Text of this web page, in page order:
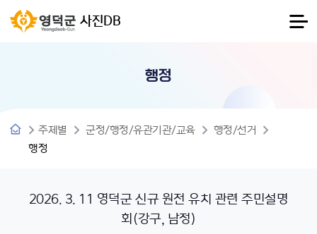
사진DB
행정
주제별 군정/행정/유관기관/교육
행정/선거
행정
2026. 3. 11 영덕군 신규 원전 유치 관련 주민설명
회(강구, 남정)